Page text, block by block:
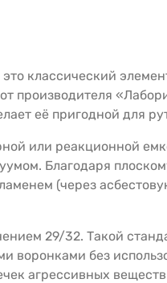
классический
производителя
её пригодной для
или реакционной
Благодаря
(через
29/32. Такой
без
агрессивных